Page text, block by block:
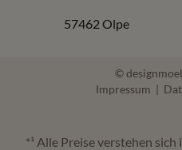
Welche Möbel gibt es im
Je nach Bestand finden Sie
57462 Olpe
©
Impressum |
*¹ Alle Preise verstehen